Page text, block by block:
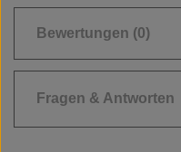
Bewertungen (0)
Fragen & Antworten